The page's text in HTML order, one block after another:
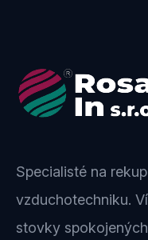
Specialisté na
vzduchotechniku.
stovky